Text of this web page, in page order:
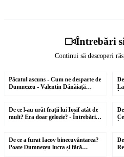
mielului devenea semnul vizibil că
Mesajul arată că în noaptea aceea
moarte nu era moralitatea perfectă
se aflau sub sângele mielului.
despre har. Dumnezeu nu le-a spus
demonstreze că sunt mai buni
Întrebări
Continui să descoperi
Păcatul ascuns - Cum ne desparte de
Dumnezeu - Valentin Dănăiață
De ce l-au urât frații lui Iosif atât de
mult? Era doar gelozie? - Întrebări și
De ce a furat Iacov binecuvântarea?
Poate Dumnezeu lucra și fără